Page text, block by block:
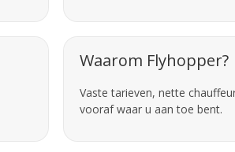
Waarom Flyhopper?
Vaste tarieven, nette
vooraf waar u aan toe bent.